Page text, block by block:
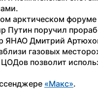
арктическом
Путин поручил
ЯНАО Дмитрий
газовых
ЦОДов позволит
«Макс».